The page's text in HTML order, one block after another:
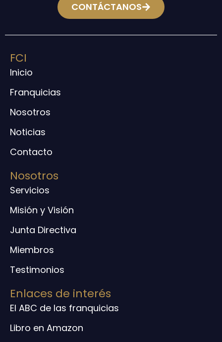
CONTÁCTANOS
FCI
Inicio
Franquicias
Nosotros
Noticias
Contacto
Nosotros
Servicios
Misión y Visión
Junta Directiva
Miembros
Testimonios
Enlaces de interés
El ABC de las franquicias
Libro en Amazon